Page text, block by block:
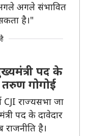
अगले संभावित
है।"
पद के
गोगोई
CJI राज्यसभा जा
पद के दावेदार
है।